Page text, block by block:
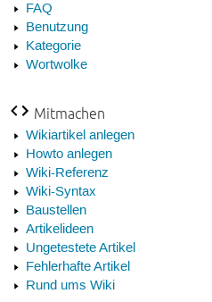
FAQ
Benutzung
Kategorie
Wortwolke
Mitmachen
Wikiartikel anlegen
Howto anlegen
Wiki-Referenz
Wiki-Syntax
Baustellen
Artikelideen
Ungetestete Artikel
Fehlerhafte Artikel
Rund ums Wiki